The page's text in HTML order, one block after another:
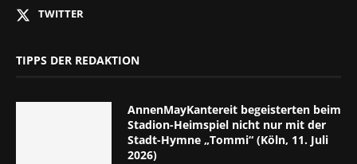
TWITTER
TIPPS DER REDAKTION
AnnenMayKantereit begeisterten beim
Stadion-Heimspiel nicht nur mit der
Stadt-Hymne „Tommi“ (Köln, 11. Juli
2026)